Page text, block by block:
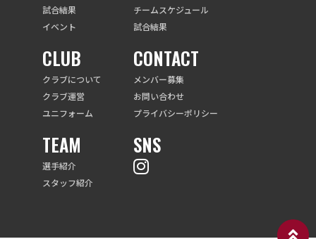
試合結果
イベント
CLUB
クラブについて
クラブ運営
ユニフォーム
TEAM
選手紹介
スタッフ紹介
チームスケジュール
試合結果
CONTACT
メンバー募集
お問い合わせ
プライバシーポリシー
SNS